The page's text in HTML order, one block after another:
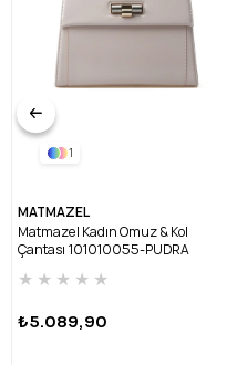
1
MATMAZEL
Matmazel Kadın Omuz & Kol
Çantası 101010055-PUDRA
★ ★ ★ ★ ★
₺5.089,90